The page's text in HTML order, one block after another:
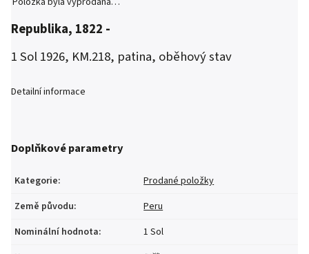
Republika, 1822 -
1 Sol 1926, KM.218, patina, oběhový stav
Detailní informace
Doplňkové parametry
Kategorie:
Prodané položky
Země původu:
Peru
Nominální hodnota:
1 Sol